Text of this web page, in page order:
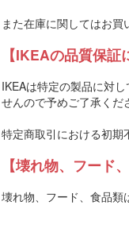
また在庫に関してはお買
【IKEAの品質保証
IKEAは特定の製品に対
せんので予めご了承くだ
特定商取引における初期
【壊れ物、フード
壊れ物、フード、食品類